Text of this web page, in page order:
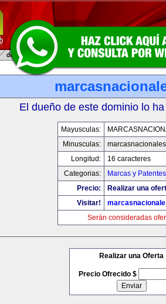
El dueño de este dominio lo
Mayusculas:
Minusculas:
Longitud:
16 caracteres
Categorias:
Marcas y Patentes
Precio:
Realizar una
Visitar!
Serán consideradas
Realizar una Oferta
Precio Ofrecido $